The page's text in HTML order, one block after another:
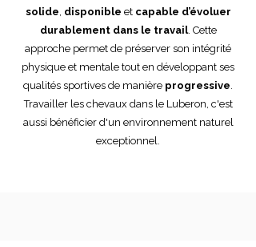
solide, disponible et capable d’évoluer
durablement dans le travail. Cette
approche permet de préserver son intégrité
physique et mentale tout en développant ses
qualités sportives de manière progressive.
Travailler les chevaux dans le Luberon, c'est
aussi bénéficier d'un environnement naturel
exceptionnel.